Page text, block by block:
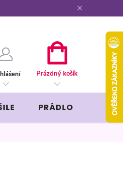
KOŠÍK
Prázdný košík
PRÁDLO